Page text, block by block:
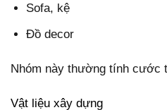
Sofa, kệ
Đồ decor
Nhóm này thường tính cước
Vật liệu xây dựng